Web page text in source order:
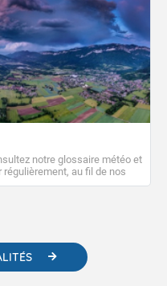
notre glossaire météo et
au fil de nos
des liens utiles vers nos